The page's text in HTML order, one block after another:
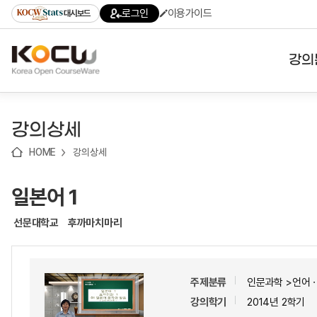
기
기
기
content)
가
대시보드 로그인 이용가이드
강
강의상세
HOME 강의상세
일본어 1
선문대학교 후까마치마리
주제분류
인문과학 >언어
강의학기
2014년 2학기